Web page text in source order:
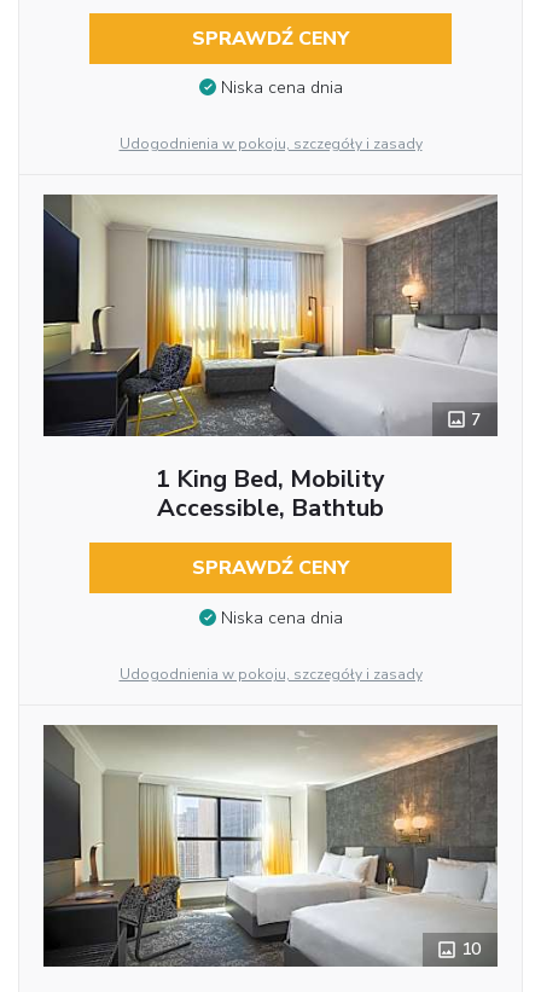
SPRAWDŹ CENY
Niska cena dnia
Udogodnienia w pokoju, szczegóły i zasady
7
1 King Bed, Mobility
Accessible, Bathtub
SPRAWDŹ CENY
Niska cena dnia
Udogodnienia w pokoju, szczegóły i zasady
10